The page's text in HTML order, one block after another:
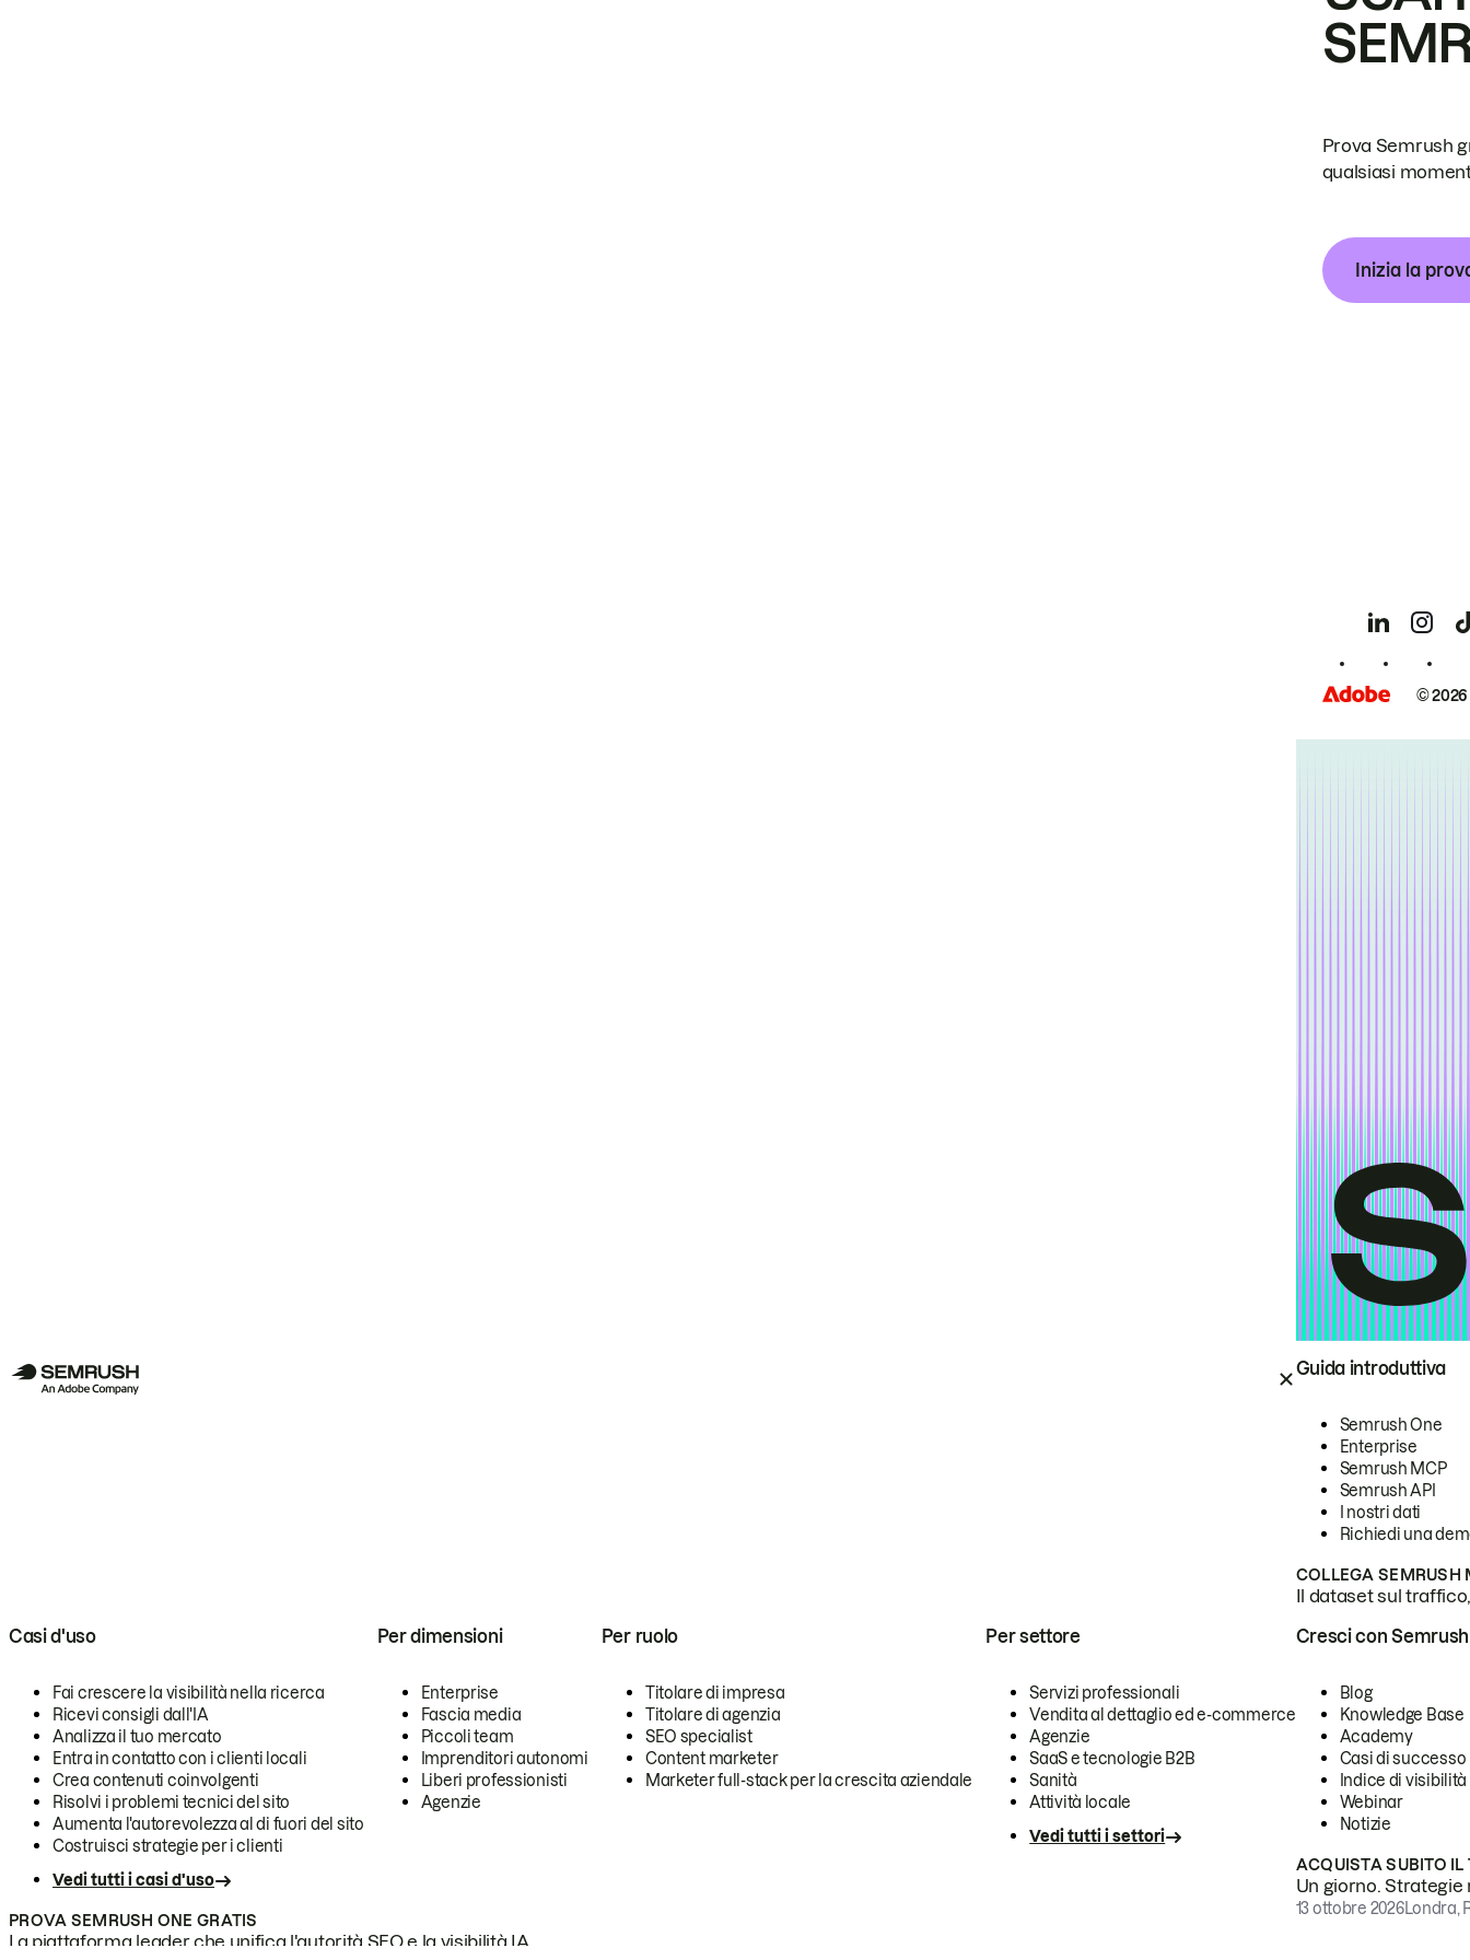
Guida introduttiva
Semrush One
Enterprise
Semrush MCP
Semrush API
I nostri dati
Richiedi una
COLLEGA SEMRUSH
Il dataset sul
Casi d'uso
Fai crescere la visibilità nella ricerca
Ricevi consigli dall'IA
Analizza il tuo mercato
Entra in contatto con i clienti locali
Crea contenuti coinvolgenti
Risolvi i problemi tecnici del sito
Aumenta l'autorevolezza al di fuori del sito
Costruisci strategie per i clienti
Vedi tutti i casi d'uso
Per dimensioni
Enterprise
Fascia media
Piccoli team
Imprenditori autonomi
Liberi professionisti
Agenzie
Per ruolo
Titolare di impresa
Titolare di agenzia
SEO specialist
Content marketer
Marketer full-stack per la crescita aziendale
Per settore
Servizi professionali
Vendita al dettaglio ed e-commerce
Agenzie
SaaS e tecnologie B2B
Sanità
Attività locale
Vedi tutti i settori
PROVA SEMRUSH ONE GRATIS
La piattaforma leader che unifica l'autorità SEO e la visibilità IA.
Cresci con Semrush
Blog
Knowledge Base
Academy
Casi di successo
Indice di visibilità
Webinar
Notizie
ACQUISTA SUBITO IL
Un giorno.
13 ottobre 2026Londra,
Prova Semrush
qualsiasi
Inizia la
©